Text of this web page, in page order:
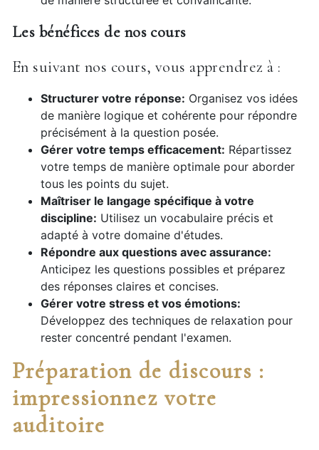
Les bénéfices de nos cours
En suivant nos cours, vous apprendrez à :
Structurer votre réponse: Organisez vos idées
de manière logique et cohérente pour répondre
précisément à la question posée.
Gérer votre temps efficacement: Répartissez
votre temps de manière optimale pour aborder
tous les points du sujet.
Maîtriser le langage spécifique à votre
discipline: Utilisez un vocabulaire précis et
adapté à votre domaine d'études.
Répondre aux questions avec assurance:
Anticipez les questions possibles et préparez
des réponses claires et concises.
Gérer votre stress et vos émotions:
Développez des techniques de relaxation pour
rester concentré pendant l'examen.
Préparation de discours :
impressionnez votre
auditoire